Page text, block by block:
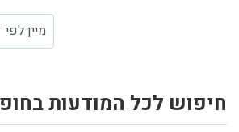
חיפוש לכל המודעות